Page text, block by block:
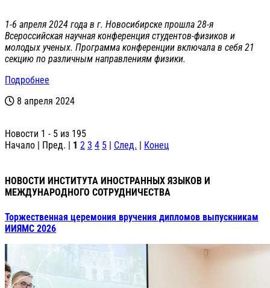
1-6 апреля 2024 года в г. Новосибирске прошла 28-я
Всероссийская научная конференция студентов-физиков и
молодых ученых. Программа конференции включала в себя 21
секцию по различным направлениям физики.
Подробнее
8 апреля 2024
Новости 1 - 5 из 195
Начало | Пред. | 1 2 3 4 5 | След. | Конец
НОВОСТИ ИНСТИТУТА ИНОСТРАННЫХ ЯЗЫКОВ И
МЕЖДУНАРОДНОГО СОТРУДНИЧЕСТВА
Торжественная церемония вручения дипломов выпускникам
ИИЯМС 2026